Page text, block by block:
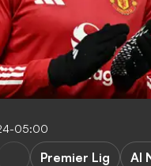
05:00
Premier Lig
Al